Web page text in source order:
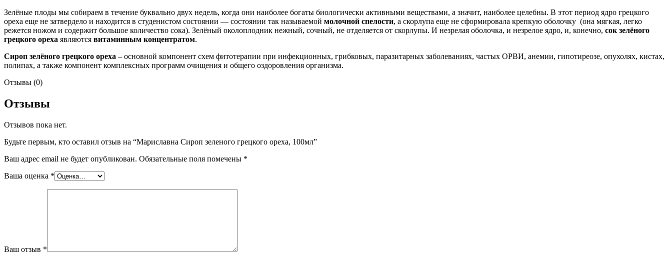
Зелёные плоды мы собираем в течение буквально двух недель, когда они наиболее богаты биологически активными веществами, а значит, наиболее целебны. В этот период ядро грецкого
ореха еще не затвердело и находится в студенистом состоянии — состоянии так называемой молочной спелости, а скорлупа еще не сформировала крепкую оболочку (она мягкая, легко
режется ножом и содержит большое количество сока). Зелёный околоплодник нежный, сочный, не отделяется от скорлупы. И незрелая оболочка, и незрелое ядро, и, конечно, сок зелёного
грецкого ореха являются витаминным концентратом.
Сироп зелёного грецкого ореха – основной компонент схем фитотерапии при инфекционных, грибковых, паразитарных заболеваниях, частых ОРВИ, анемии, гипотиреозе, опухолях, кистах,
полипах, а также компонент комплексных программ очищения и общего оздоровления организма.
Отзывы (0)
Отзывы
Отзывов пока нет.
Будьте первым, кто оставил отзыв на “Мариславна Сироп зеленого грецкого ореха, 100мл”
Ваш адрес email не будет опубликован. Обязательные поля помечены *
Ваша оценка *
Ваш отзыв *